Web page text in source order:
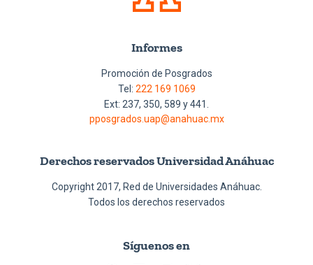
Informes
Promoción de Posgrados
Tel: 222 169 1069
Ext: 237, 350, 589 y 441.
pposgrados.uap@anahuac.mx
Derechos reservados Universidad Anáhuac
Copyright 2017, Red de Universidades Anáhuac.
Todos los derechos reservados
Síguenos en